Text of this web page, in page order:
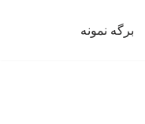
برگه نمونه